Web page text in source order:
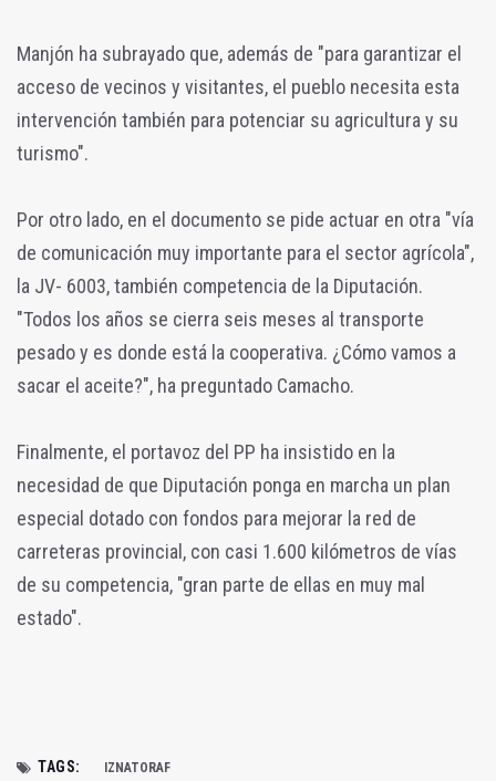
Manjón ha subrayado que, además de "para garantizar el
acceso de vecinos y visitantes, el pueblo necesita esta
intervención también para potenciar su agricultura y su
turismo".
Por otro lado, en el documento se pide actuar en otra "vía
de comunicación muy importante para el sector agrícola",
la JV- 6003, también competencia de la Diputación.
"Todos los años se cierra seis meses al transporte
pesado y es donde está la cooperativa. ¿Cómo vamos a
sacar el aceite?", ha preguntado Camacho.
Finalmente, el portavoz del PP ha insistido en la
necesidad de que Diputación ponga en marcha un plan
especial dotado con fondos para mejorar la red de
carreteras provincial, con casi 1.600 kilómetros de vías
de su competencia, "gran parte de ellas en muy mal
estado".
TAGS: IZNATORAF